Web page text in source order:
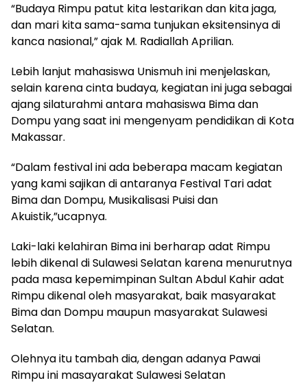
“Budaya Rimpu patut kita lestarikan dan kita jaga,
dan mari kita sama-sama tunjukan eksitensinya di
kanca nasional,” ajak M. Radiallah Aprilian.
Lebih lanjut mahasiswa Unismuh ini menjelaskan,
selain karena cinta budaya, kegiatan ini juga sebagai
ajang silaturahmi antara mahasiswa Bima dan
Dompu yang saat ini mengenyam pendidikan di Kota
Makassar.
“Dalam festival ini ada beberapa macam kegiatan
yang kami sajikan di antaranya Festival Tari adat
Bima dan Dompu, Musikalisasi Puisi dan
Akuistik,”ucapnya.
Laki-laki kelahiran Bima ini berharap adat Rimpu
lebih dikenal di Sulawesi Selatan karena menurutnya
pada masa kepemimpinan Sultan Abdul Kahir adat
Rimpu dikenal oleh masyarakat, baik masyarakat
Bima dan Dompu maupun masyarakat Sulawesi
Selatan.
Olehnya itu tambah dia, dengan adanya Pawai
Rimpu ini masayarakat Sulawesi Selatan